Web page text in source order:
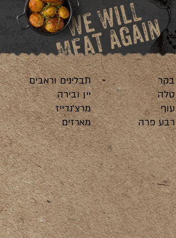
בקר
טלה
עוף
רבע פרה
תבלינים וראבים
יין ובירה
מרצ’נדייז
מארזים